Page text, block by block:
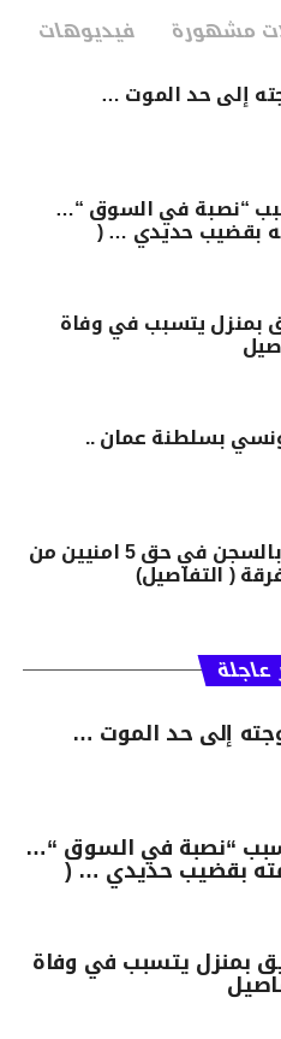
مشهورة فيديوهات
إلى حد الموت …
“نصبة في السوق “…
بقضيب حديدي … (
بمنزل يتسبب في وفاة
بسلطنة عمان ..
ابطاقة ايداع بالسجن في حق 5 امنيين من
( التفاصيل)
عاجلة
إلى حد الموت …
“نصبة في السوق “…
بقضيب حديدي … (
بمنزل يتسبب في وفاة